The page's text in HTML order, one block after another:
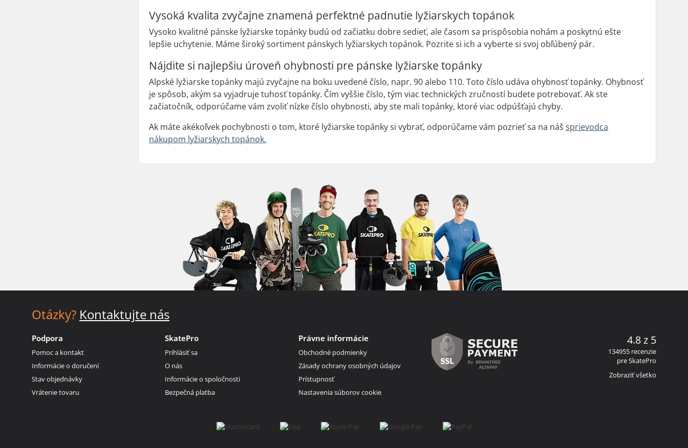
Vysoká kvalita zvyčajne znamená perfektné padnutie lyžiarskych topánok
Vysoko kvalitné pánske lyžiarske topánky budú od začiatku dobre sedieť, ale časom sa prispôsobia nohám a poskytnú ešte
lepšie uchytenie. Máme široký sortiment pánskych lyžiarskych topánok. Pozrite si ich a vyberte si svoj obľúbený pár.
Nájdite si najlepšiu úroveň ohybnosti pre pánske lyžiarske topánky
Alpské lyžiarske topánky majú zvyčajne na boku uvedené číslo, napr. 90 alebo 110. Toto číslo udáva ohybnosť topánky. Ohybnosť
je spôsob, akým sa vyjadruje tuhosť topánky. Čím vyššie číslo, tým viac technických zručností budete potrebovať. Ak ste
začiatočník, odporúčame vám zvoliť nízke číslo ohybnosti, aby ste mali topánky, ktoré viac odpúšťajú chyby.
Ak máte akékoľvek pochybnosti o tom, ktoré lyžiarske topánky si vybrať, odporúčame vám pozrieť sa na nášsprievodca
nákupom lyžiarskych topánok.
Otázky? Kontaktujte nás
Podpora
Pomoc a kontakt
Informácie o doručení
Stav objednávky
Vrátenie tovaru
SkatePro
Prihlásiť sa
O nás
Informácie o spoločnosti
Bezpečná platba
Právne informácie
Obchodné podmienky
Zásady ochrany osobných údajov
Prístupnosť
Nastavenia súborov cookie
4.8 z 5
134955 recenzie
pre SkatePro
Zobraziť všetko